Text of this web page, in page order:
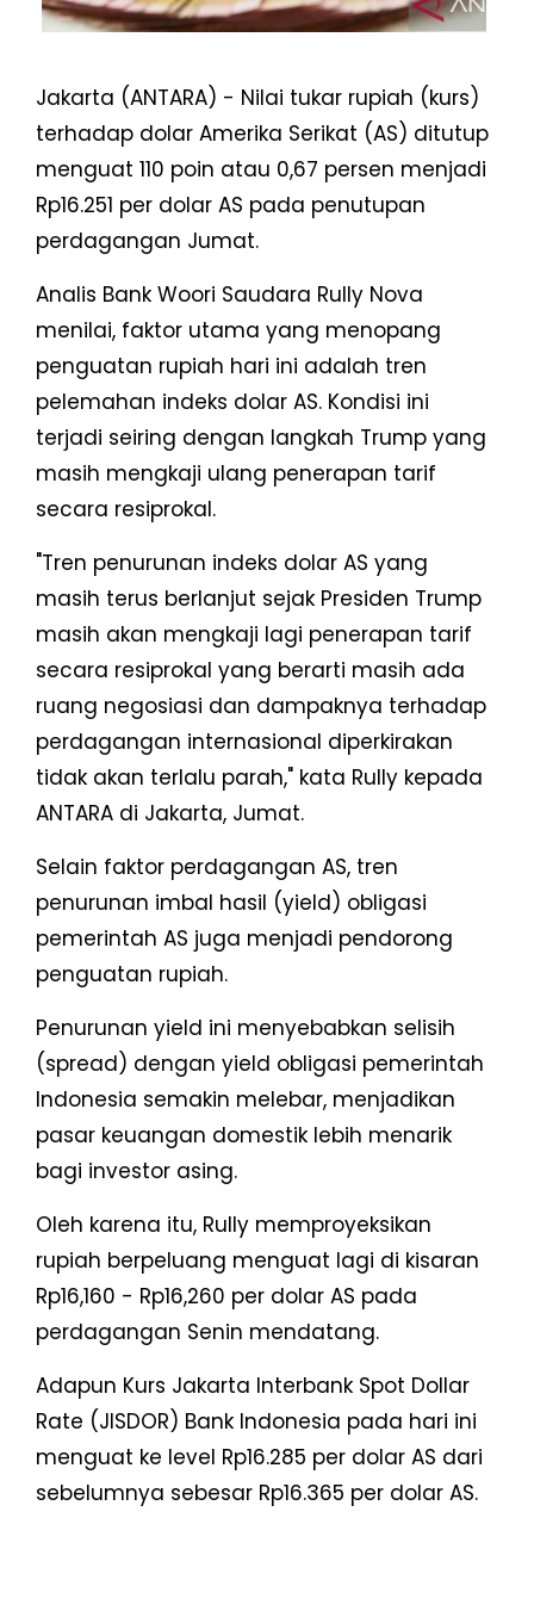
Jakarta (ANTARA) - Nilai tukar rupiah (kurs)
terhadap dolar Amerika Serikat (AS) ditutup
menguat 110 poin atau 0,67 persen menjadi
Rp16.251 per dolar AS pada penutupan
perdagangan Jumat.
Analis Bank Woori Saudara Rully Nova
menilai, faktor utama yang menopang
penguatan rupiah hari ini adalah tren
pelemahan indeks dolar AS. Kondisi ini
terjadi seiring dengan langkah Trump yang
masih mengkaji ulang penerapan tarif
secara resiprokal.
"Tren penurunan indeks dolar AS yang
masih terus berlanjut sejak Presiden Trump
masih akan mengkaji lagi penerapan tarif
secara resiprokal yang berarti masih ada
ruang negosiasi dan dampaknya terhadap
perdagangan internasional diperkirakan
tidak akan terlalu parah," kata Rully kepada
ANTARA di Jakarta, Jumat.
Selain faktor perdagangan AS, tren
penurunan imbal hasil (yield) obligasi
pemerintah AS juga menjadi pendorong
penguatan rupiah.
Penurunan yield ini menyebabkan selisih
(spread) dengan yield obligasi pemerintah
Indonesia semakin melebar, menjadikan
pasar keuangan domestik lebih menarik
bagi investor asing.
Oleh karena itu, Rully memproyeksikan
rupiah berpeluang menguat lagi di kisaran
Rp16,160 - Rp16,260 per dolar AS pada
perdagangan Senin mendatang.
Adapun Kurs Jakarta Interbank Spot Dollar
Rate (JISDOR) Bank Indonesia pada hari ini
menguat ke level Rp16.285 per dolar AS dari
sebelumnya sebesar Rp16.365 per dolar AS.